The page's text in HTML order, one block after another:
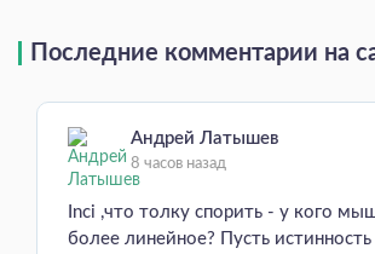
Последние комментарии на
Андрей Латышев
8 часов назад
Inci ,что толку спорить - у кого
более линейное? Пусть истинность